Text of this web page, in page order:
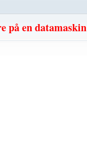
på en datamaskin